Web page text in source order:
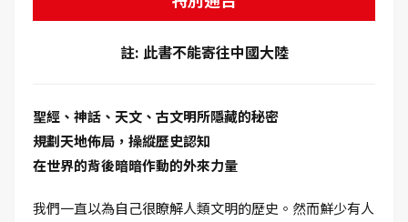
註: 此書不能寄往中國大陸
聖經、神話、天文、古文明所隱藏的秘密
規劃天地佈局，操縱歷史認知
在世界的背後暗暗作動的外來力量
我們一直以為自己很瞭解人類文明的歷史。然而鮮少有人